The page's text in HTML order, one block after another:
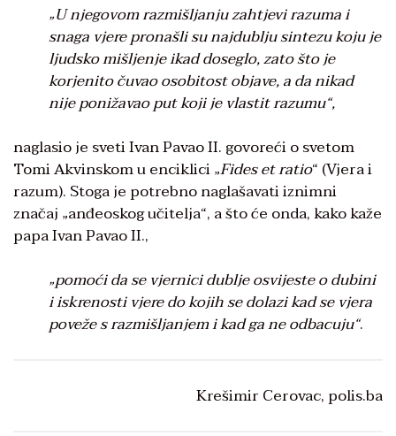
„U njegovom razmišljanju zahtjevi razuma i
snaga vjere pronašli su najdublju sintezu koju je
ljudsko mišljenje ikad doseglo, zato što je
korjenito čuvao osobitost objave, a da nikad
nije ponižavao put koji je vlastit razumu“,
naglasio je sveti Ivan Pavao II. govoreći o svetom
Tomi Akvinskom u enciklici „Fides et ratio“ (Vjera i
razum). Stoga je potrebno naglašavati iznimni
značaj „anđeoskog učitelja“, a što će onda, kako kaže
papa Ivan Pavao II.,
„pomoći da se vjernici dublje osvijeste o dubini
i iskrenosti vjere do kojih se dolazi kad se vjera
poveže s razmišljanjem i kad ga ne odbacuju“.
Krešimir Cerovac, polis.ba